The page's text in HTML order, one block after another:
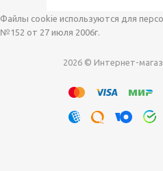
Файлы cookie используются для
№152 от 27 июля 2006г.
2026 © Интернет-